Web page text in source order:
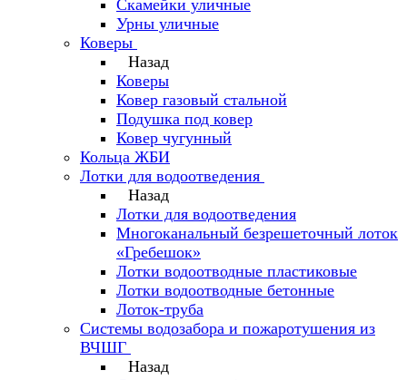
Скамейки уличные
Урны уличные
Коверы
Назад
Коверы
Ковер газовый стальной
Подушка под ковер
Ковер чугунный
Кольца ЖБИ
Лотки для водоотведения
Назад
Лотки для водоотведения
Многоканальный безрешеточный лоток
«Гребешок»
Лотки водоотводные пластиковые
Лотки водоотводные бетонные
Лоток-труба
Системы водозабора и пожаротушения из
ВЧШГ
Назад